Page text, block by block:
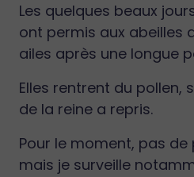
Les quelques beaux
ont permis aux abeilles
ailes après une longue
Elles rentrent du pollen,
de la reine a repris.
Pour le moment, pas
mais je surveille